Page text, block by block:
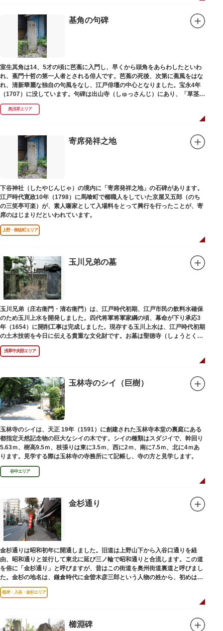
基角の句碑
室生其角は14、5才の頃に芭蕉に入門し、早くから頭角をあらわしたといわ
れ、蕉門十哲の第一人者とされる俳人です。芭蕉の死後、次第に蕉風をはな
れ、清新華麗な独自の句風をなし、江戸俳壇の中心となりました。宝永4年
（1707）に没しています。句碑は出山寺（しゅっさんじ）にあり、「草茎を
つつむ葉もなき 雲間哉」と刻まれています。
奥浅草エリア
寄席発祥之地
下谷神社（したやじんじゃ）の境内に「寄席発祥之地」の石碑があります。
江戸時代寛政10年（1798）に馬喰町で櫛職人をしていた京屋又五郎（のち
の三笑亭可楽）が、素人噺家として入場料をとって興行を行ったことが、寄
席のはじまりだといわれています。
上野・御徒町エリア
玉川兄弟の墓
玉川兄弟（庄右衛門・清右衛門）は、江戸時代初期、江戸市民の飲料水確保
のため玉川上水を開発しました。四代将軍将軍家綱の頃、幕命が下り承応3
年（1654）に開削工事は完成しました。現存する玉川上水は、江戸時代初期
の土木技術を今日に伝える貴重な文化財です。お墓は聖徳寺（しょうとく
じ）にあります。
浅草中央部エリア
玉林寺のシイ（巨樹）
玉林寺のシイは、天正 19年（1591）に創建された玉林寺本堂の裏庭にある
都指定天然記念物の巨大なシイの木です。シイの種類はスダジイで、幹回り
5.63ｍ、樹高9.5ｍ、枝張りは東に3.5ｍ、西に2ｍ、南に7.5ｍ、北に4ｍあ
ります。見学する際は玉林寺の寺務所にて記帳し、寺の方と見学します。
谷中エリア
金杉通り
金杉通りは昭和初年に開通しました。旧道は上野山下から入谷口通りを経
由、昭和通りと並行して東北に延び三ノ輪で昭和通りと合流します。この道
を俗に「金杉通り」と呼びますが、昔はこの街道を奥州街道裏道と呼びまし
た。金杉の地名は、鎌倉時代に金曽木彦三郎という人物の姓から、初めは金
曽木、それが金杉に変わったものとされています。
根岸・入谷・金杉エリア
櫛淵碑